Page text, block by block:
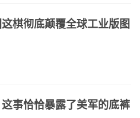
棋彻底颠覆全球工业版图
事恰恰暴露了美军的底裤